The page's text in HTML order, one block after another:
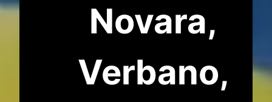
Novara,
Verbano,